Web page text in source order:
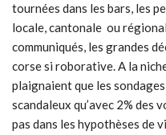
tournées dans les bars, les
locale, cantonale ou
communiqués, les grandes
corse si roborative. A la
plaignaient que les
scandaleux qu’avec 2% des
pas dans les hypothèses de